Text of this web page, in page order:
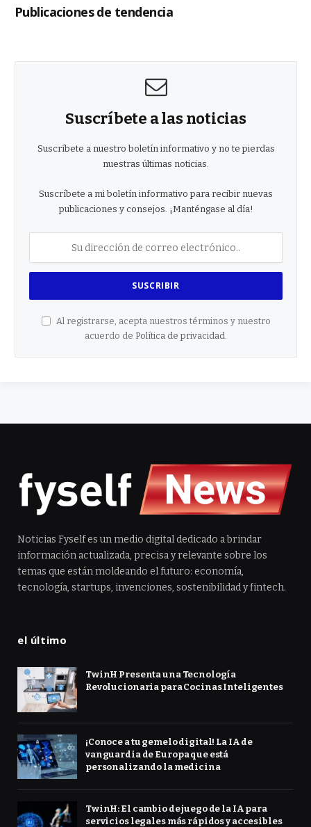
Publicaciones de tendencia
Suscríbete a las noticias
Suscríbete a nuestro boletín informativo y no te pierdas
nuestras últimas noticias.
Suscríbete a mi boletín informativo para recibir nuevas
publicaciones y consejos. ¡Manténgase al día!
Al registrarse, acepta nuestros términos y nuestro
acuerdo de Política de privacidad.
Noticias Fyself es un medio digital dedicado a brindar
información actualizada, precisa y relevante sobre los
temas que están moldeando el futuro: economía,
tecnología, startups, invenciones, sostenibilidad y fintech.
el último
TwinH Presenta una Tecnología
Revolucionaria para Cocinas Inteligentes
¡Conoce a tu gemelo digital! La IA de
vanguardia de Europa que está
personalizando la medicina
TwinH: El cambio de juego de la IA para
servicios legales más rápidos y accesibles